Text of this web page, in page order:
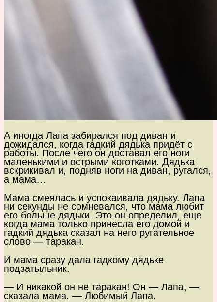
А иногда Лапа забирался под диван и
дожидался, когда гадкий дядька придёт с
работы. После чего он доставал его ноги
маленькими и острыми коготками. Дядька
вскрикивал и, подняв ноги на диван, ругался,
а мама…
Мама смеялась и успокаивала дядьку. Лапа
ни секунды не сомневался, что мама любит
его больше дядьки. Это он определил, еще
когда мама только принесла его домой и
гадкий дядька сказал на него ругательное
слово — таракан.
И мама сразу дала гадкому дядьке
подзатыльник.
— И никакой он не таракан! Он — Лапа, —
сказала мама. — Любимый Лапа.